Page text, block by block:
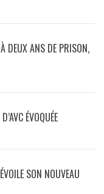
DEUX ANS DE PRISON,
ÉVOQUÉE
SON NOUVEAU